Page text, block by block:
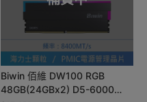
Biwin 佰維 DW100 RGB
48GB(24GBx2) D5-6000